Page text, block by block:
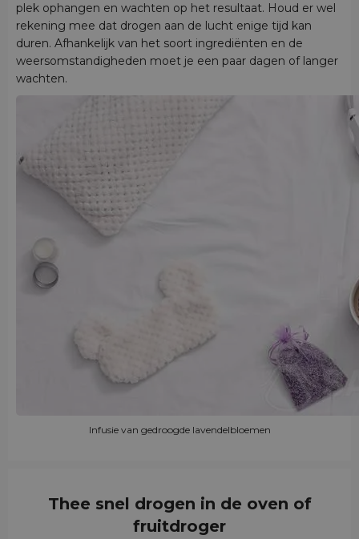
plek ophangen en wachten op het resultaat. Houd er wel
rekening mee dat drogen aan de lucht enige tijd kan
duren. Afhankelijk van het soort ingrediënten en de
weersomstandigheden moet je een paar dagen of langer
wachten.
Infusie van gedroogde lavendelbloemen
Thee snel drogen in de oven of
fruitdroger